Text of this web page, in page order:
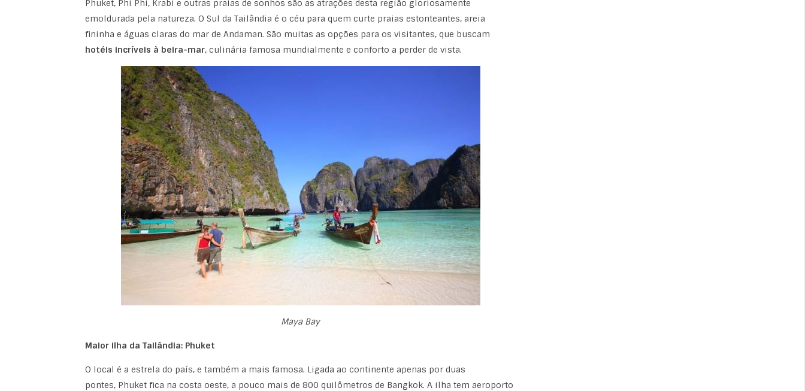
Phuket, Phi Phi, Krabi e outras praias de sonhos são as atrações desta região gloriosamente
emoldurada pela natureza. O Sul da Tailândia é o céu para quem curte praias estonteantes, areia
fininha e águas claras do mar de Andaman. São muitas as opções para os visitantes, que buscam
hotéis incríveis à beira-mar, culinária famosa mundialmente e conforto a perder de vista.
Maya Bay
Maior ilha da Tailândia: Phuket
O local é a estrela do país, e também a mais famosa. Ligada ao continente apenas por duas
pontes, Phuket fica na costa oeste, a pouco mais de 800 quilômetros de Bangkok. A ilha tem aeroporto